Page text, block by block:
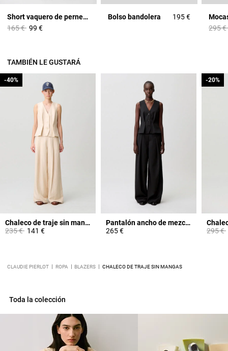
Short vaquero de pernera recta
Price reduced from
165 €to99 €
Bolso bandolera
195 €
Price
295 €
TAMBIÉN LE GUSTARÁ
Chaleco de traje sin mangas
Price reduced from
235 €to
-40%
141 €
-40%
Pantalón ancho de mezcla de lana
265 €
Price
295 €
-20%
-20%
CLAUDIE PIERLOT ROPA BLAZERS CHALECO DE TRAJE SIN MANGAS
Toda la colección